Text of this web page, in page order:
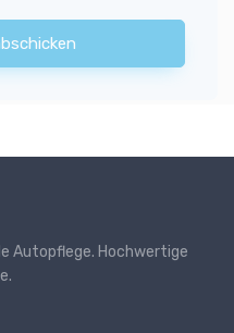
Autopflege. Hochwertige